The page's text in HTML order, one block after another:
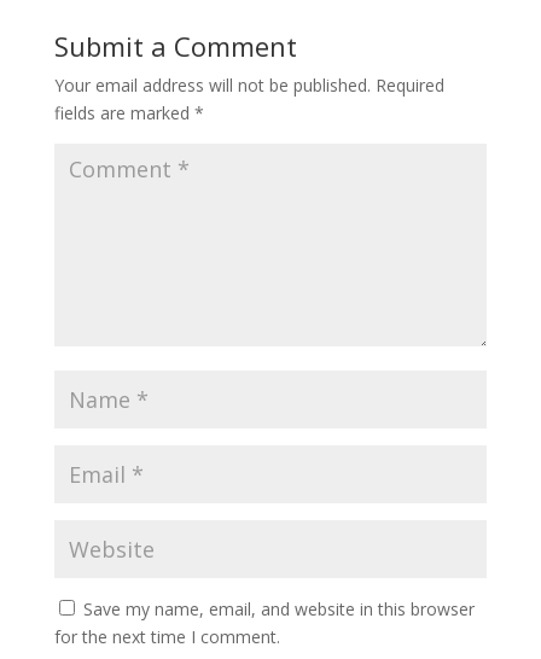
Submit a Comment
Your email address will not be published. Required
fields are marked *
Save my name, email, and website in this browser
for the next time I comment.